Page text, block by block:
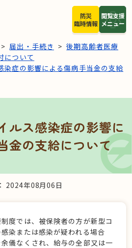
閲覧支援
メニュー
防災
臨時情報
届出・手続き
後期高齢者医療
について
染症の影響による傷病手当金の支給
ルス感染症の影響に
金の支給について
2024年08月06日
度では、被保険者の方が新型コ
染または感染が疑われる場合
儀なくされ、給与の全部又は一